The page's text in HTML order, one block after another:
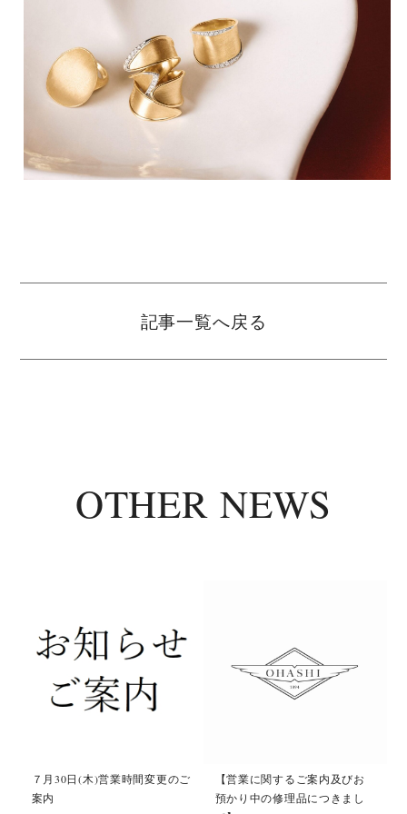
記事一覧へ戻る
OTHER NEWS
７月30日(木)営業時間変更のご
案内
【営業に関するご案内及びお
預かり中の修理品につきまし